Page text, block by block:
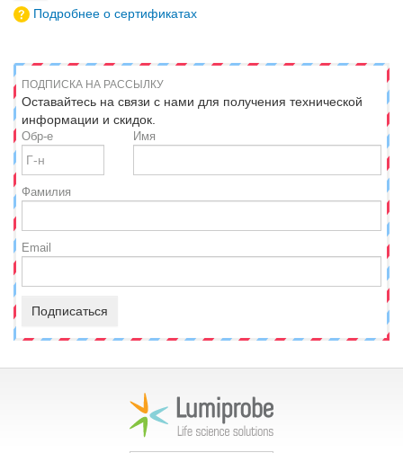
Подробнее о сертификатах
ПОДПИСКА НА РАССЫЛКУ
Оставайтесь на связи с нами для получения технической
информации и скидок.
Обр-е Имя
Фамилия
Email
Подписаться